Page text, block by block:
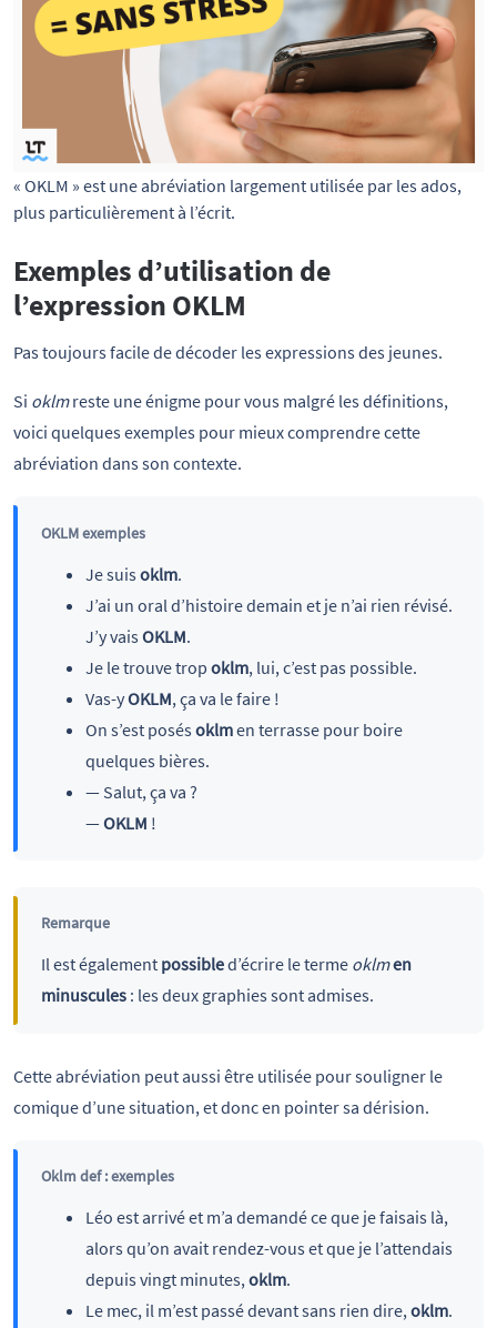
« OKLM » est une abréviation largement utilisée par les ados,
plus particulièrement à l’écrit.
Exemples d’utilisation de
l’expression OKLM
Pas toujours facile de décoder les expressions des jeunes.
Si oklmreste une énigme pour vous malgré les définitions,
voici quelques exemples pour mieux comprendre cette
abréviation dans son contexte.
OKLM exemples
Je suis oklm.
J’ai un oral d’histoire demain et je n’ai rien révisé.
J’y vais OKLM.
Je le trouve trop oklm, lui, c’est pas possible.
Vas-yOKLM, ça va le faire !
On s’est posés oklmen terrasse pour boire
quelques bières.
— Salut, ça va ?
—OKLM !
Remarque
Il est également possibled’écrire le terme oklmen
minuscules: les deux graphies sont admises.
Cette abréviation peut aussi être utilisée pour souligner le
comique d’une situation, et donc en pointer sa dérision.
Oklm def : exemples
Léo est arrivé et m’a demandé ce que je faisais là,
alors qu’on avait rendez-vous et que je l’attendais
depuis vingt minutes, oklm.
Le mec, il m’est passé devant sans rien dire, oklm.